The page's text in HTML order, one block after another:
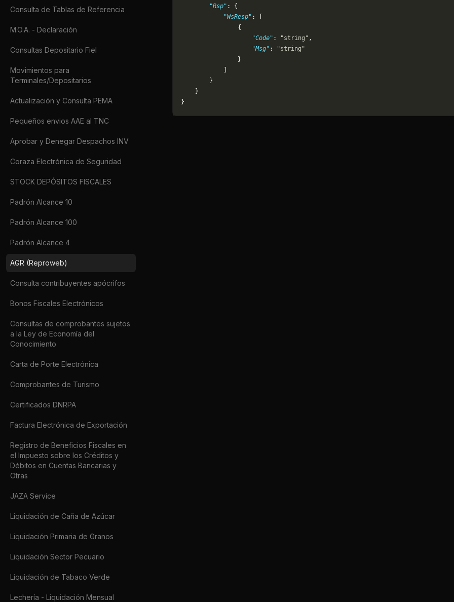
Consulta de Tablas de Referencia
M.O.A. - Declaración
Consultas Depositario Fiel
Movimientos para
Terminales/Depositarios
Actualización y Consulta PEMA
Pequeños envios AAE al TNC
Aprobar y Denegar Despachos INV
Coraza Electrónica de Seguridad
STOCK DEPÓSITOS FISCALES
Padrón Alcance 10
Padrón Alcance 100
Padrón Alcance 4
AGR (Reproweb)
Consulta contribuyentes apócrifos
Bonos Fiscales Electrónicos
Consultas de comprobantes sujetos
a la Ley de Economía del
Conocimiento
Carta de Porte Electrónica
Comprobantes de Turismo
Certificados DNRPA
Factura Electrónica de Exportación
Registro de Beneficios Fiscales en
el Impuesto sobre los Créditos y
Débitos en Cuentas Bancarias y
Otras
JAZA Service
Liquidación de Caña de Azúcar
Liquidación Primaria de Granos
Liquidación Sector Pecuario
Liquidación de Tabaco Verde
Lechería - Liquidación Mensual
        "Rsp"
: {
            "WsResp"
: [
                {
                    "Code"
: "string" ,
                    "Msg"
:
"string"
                }
        }
    }
}